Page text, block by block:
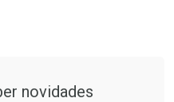
novidades